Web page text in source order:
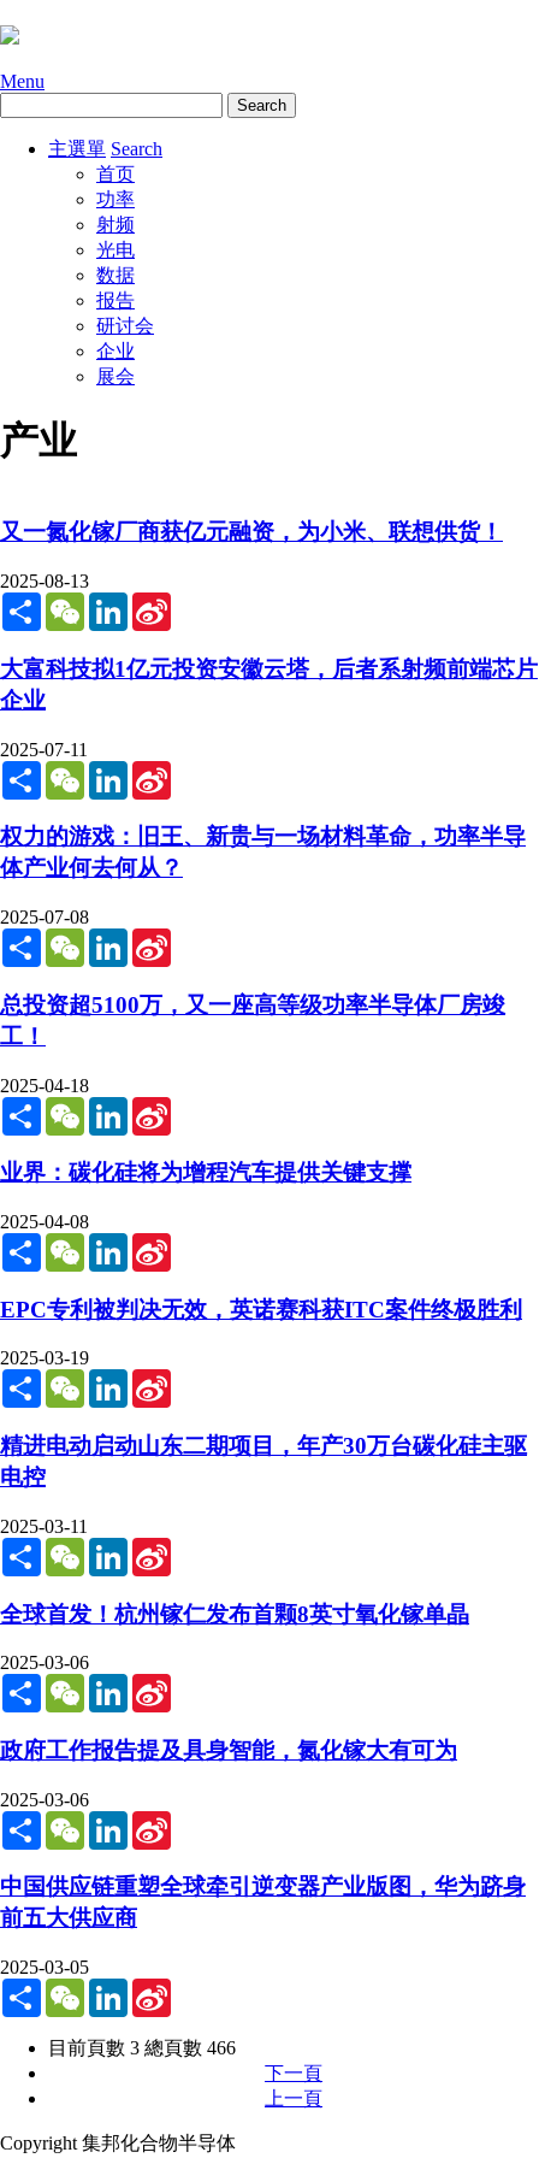
Menu
主選單 Search
首页
功率
射频
光电
数据
报告
研讨会
企业
展会
产业
又一氮化镓厂商获亿元融资，为小米、联想供货！
2025-08-13
Share WeChatLinkedIn
大富科技拟1亿元投资安徽云塔，后者系射频前端芯片
企业
2025-07-11
Share WeChatLinkedIn
权力的游戏：旧王、新贵与一场材料革命，功率半导
体产业何去何从？
2025-07-08
Share WeChatLinkedIn
总投资超5100万，又一座高等级功率半导体厂房竣
工！
2025-04-18
Share WeChatLinkedIn
业界：碳化硅将为增程汽车提供关键支撑
2025-04-08
Share WeChatLinkedIn
EPC专利被判决无效，英诺赛科获ITC案件终极胜利
2025-03-19
Share WeChatLinkedIn
精进电动启动山东二期项目，年产30万台碳化硅主驱
电控
2025-03-11
Share WeChatLinkedIn
全球首发！杭州镓仁发布首颗8英寸氧化镓单晶
2025-03-06
Share WeChatLinkedIn
政府工作报告提及具身智能，氮化镓大有可为
2025-03-06
Share WeChatLinkedIn
中国供应链重塑全球牵引逆变器产业版图，华为跻身
前五大供应商
2025-03-05
Share WeChatLinkedIn
目前頁數 3 總頁數 466
下一頁
上一頁
Copyright 集邦化合物半导体